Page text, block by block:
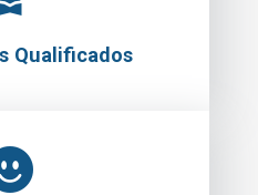
Qualificados